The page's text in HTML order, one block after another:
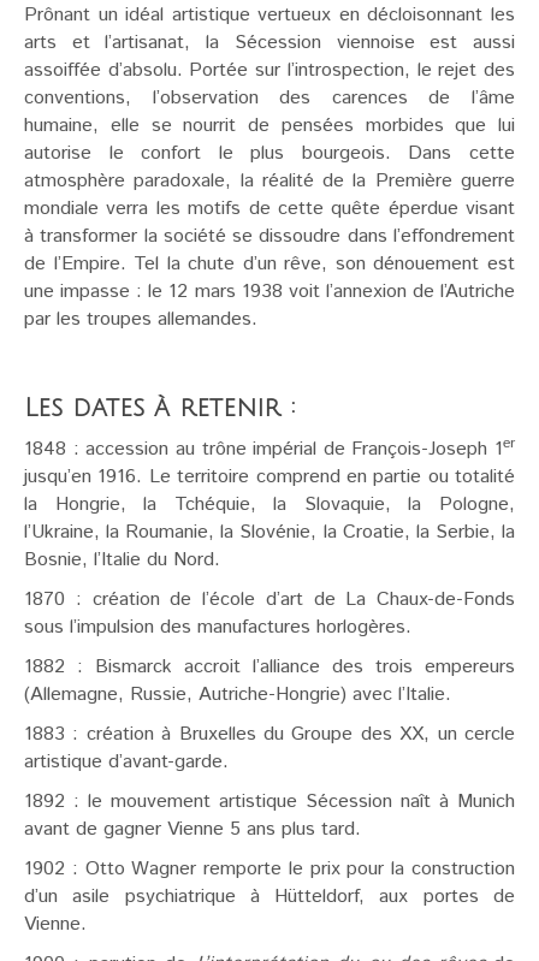
Prônant un idéal artistique vertueux en décloisonnant les
arts et l’artisanat, la Sécession viennoise est aussi
assoiffée d’absolu. Portée sur l’introspection, le rejet des
conventions, l’observation des carences de l’âme
humaine, elle se nourrit de pensées morbides que lui
autorise le confort le plus bourgeois. Dans cette
atmosphère paradoxale, la réalité de la Première guerre
mondiale verra les motifs de cette quête éperdue visant
à transformer la société se dissoudre dans l’effondrement
de l’Empire. Tel la chute d’un rêve, son dénouement est
une impasse : le 12 mars 1938 voit l’annexion de l’Autriche
par les troupes allemandes.
Les dates à retenir :
1848 : accession au trône impérial de François-Joseph 1er
jusqu’en 1916. Le territoire comprend en partie ou totalité
la Hongrie, la Tchéquie, la Slovaquie, la Pologne,
l’Ukraine, la Roumanie, la Slovénie, la Croatie, la Serbie, la
Bosnie, l’Italie du Nord.
1870 : création de l’école d’art de La Chaux-de-Fonds
sous l’impulsion des manufactures horlogères.
1882 : Bismarck accroit l’alliance des trois empereurs
(Allemagne, Russie, Autriche-Hongrie) avec l’Italie.
1883 : création à Bruxelles du Groupe des XX, un cercle
artistique d’avant-garde.
1892 : le mouvement artistique Sécession naît à Munich
avant de gagner Vienne 5 ans plus tard.
1902 : Otto Wagner remporte le prix pour la construction
d’un asile psychiatrique à Hütteldorf, aux portes de
Vienne.